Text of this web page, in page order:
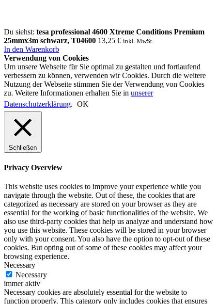
Du siehst: tesa professional 4600 Xtreme Conditions Premium
25mmx3m schwarz, T04600 13,25 € inkl. MwSt.
In den Warenkorb
Verwendung von Cookies
Um unsere Webseite für Sie optimal zu gestalten und fortlaufend
verbessern zu können, verwenden wir Cookies. Durch die weitere
Nutzung der Webseite stimmen Sie der Verwendung von Cookies
zu. Weitere Informationen erhalten Sie in unserer
Datenschutzerklärung. OK
Schließen
Privacy Overview
This website uses cookies to improve your experience while you
navigate through the website. Out of these, the cookies that are
categorized as necessary are stored on your browser as they are
essential for the working of basic functionalities of the website. We
also use third-party cookies that help us analyze and understand how
you use this website. These cookies will be stored in your browser
only with your consent. You also have the option to opt-out of these
cookies. But opting out of some of these cookies may affect your
browsing experience.
Necessary
Necessary
immer aktiv
Necessary cookies are absolutely essential for the website to
function properly. This category only includes cookies that ensures